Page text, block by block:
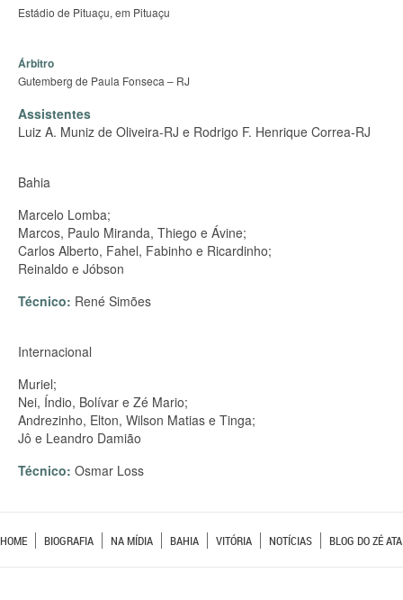
Estádio de Pituaçu, em Pituaçu
Árbitro
Gutemberg de Paula Fonseca – RJ
Assistentes
Luiz A. Muniz de Oliveira-RJ e Rodrigo F. Henrique Correa-RJ
Bahia
Marcelo Lomba;
Marcos, Paulo Miranda, Thiego e Ávine;
Carlos Alberto, Fahel, Fabinho e Ricardinho;
Reinaldo e Jóbson
Técnico: René Simões
Internacional
Muriel;
Nei, Índio, Bolívar e Zé Mario;
Andrezinho, Elton, Wilson Matias e Tinga;
Jô e Leandro Damião
Técnico: Osmar Loss
HOME BIOGRAFIA NA MÍDIA BAHIA VITÓRIA NOTÍCIAS BLOG DO ZÉ